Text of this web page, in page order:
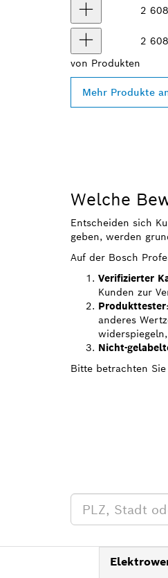
2
2
von Produkten
Mehr Produkte
Welche
Entscheiden sich
geben, werden
Auf der Bosch
Verifizierter
Kunden zur
Produkttester
anderes
Nicht-
Bitte betrachten